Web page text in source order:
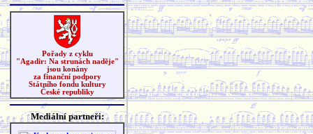
Pořady z cyklu
"Agadir: Na strunách naděje"
jsou konány
za finanční podpory
Státního fondu kultury
České republiky
Mediální partneři: